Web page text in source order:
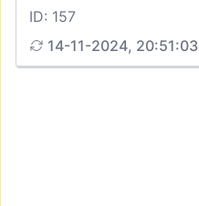
ID: 157
14-11-2024, 20:51:03